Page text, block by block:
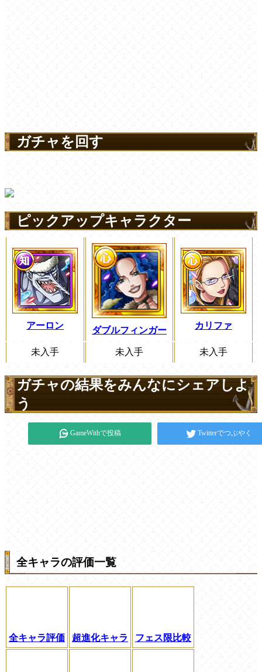
ガチャを回す
ピックアップキャラクター
アーロン ダブルフィンガー カリファ
未入手 未入手 未入手
ガチャの結果をみんなにシェアしよ
う
GameWithで投稿 Twitterでつぶやく
全キャラの評価一覧
全キャラ評価 超進化キャラ フェス限比較